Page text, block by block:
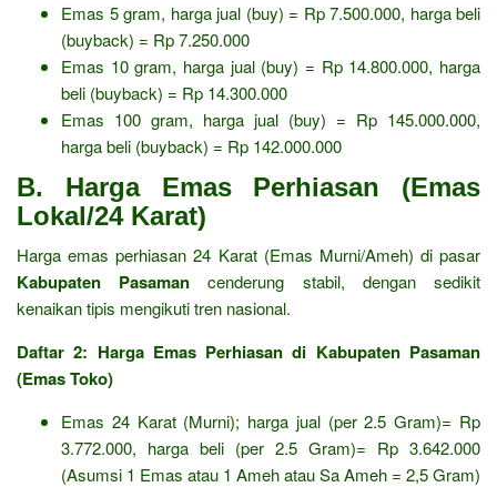
Emas 5 gram, harga jual (buy) = Rp 7.500.000, harga beli
(buyback) = Rp 7.250.000
Emas 10 gram, harga jual (buy) = Rp 14.800.000, harga
beli (buyback) = Rp 14.300.000
Emas 100 gram, harga jual (buy) = Rp 145.000.000,
harga beli (buyback) = Rp 142.000.000
B. Harga Emas Perhiasan (Emas
Lokal/24 Karat)
Harga emas perhiasan 24 Karat (Emas Murni/Ameh) di pasar
Kabupaten Pasaman cenderung stabil, dengan sedikit
kenaikan tipis mengikuti tren nasional.
Daftar 2: Harga Emas Perhiasan di Kabupaten Pasaman
(Emas Toko)
Emas 24 Karat (Murni); harga jual (per 2.5 Gram)= Rp
3.772.000, harga beli (per 2.5 Gram)= Rp 3.642.000
(Asumsi 1 Emas atau 1 Ameh atau Sa Ameh = 2,5 Gram)